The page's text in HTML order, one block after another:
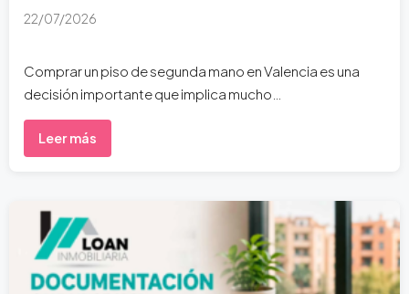
22/07/2026
Comprar un piso de segunda mano en Valencia es una
decisión importante que implica mucho…
Leer más